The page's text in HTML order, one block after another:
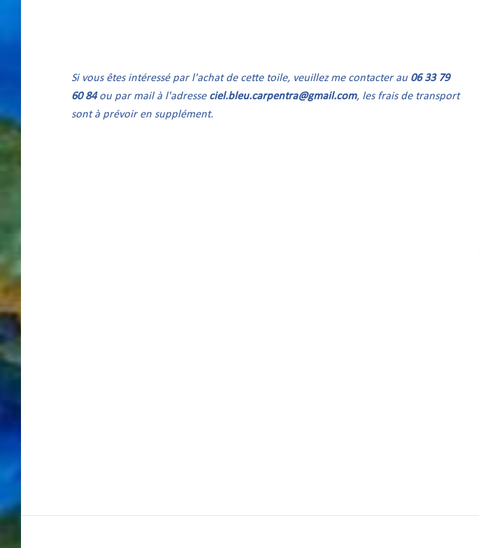
Si vous êtes intéressé par l'achat de cette toile, veuillez me contacter au 06 33 79
60 84ou par mail à l'adresse ciel.bleu.carpentra@gmail.com, les frais de transport
sont à prévoir en supplément.